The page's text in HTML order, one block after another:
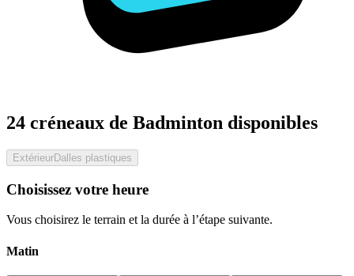
24 créneaux de Badminton disponibles
ExtérieurDalles plastiques
Choisissez votre heure
Vous choisirez le terrain et la durée à l’étape suivante.
Matin